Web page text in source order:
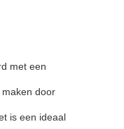
met een
door
is een ideaal